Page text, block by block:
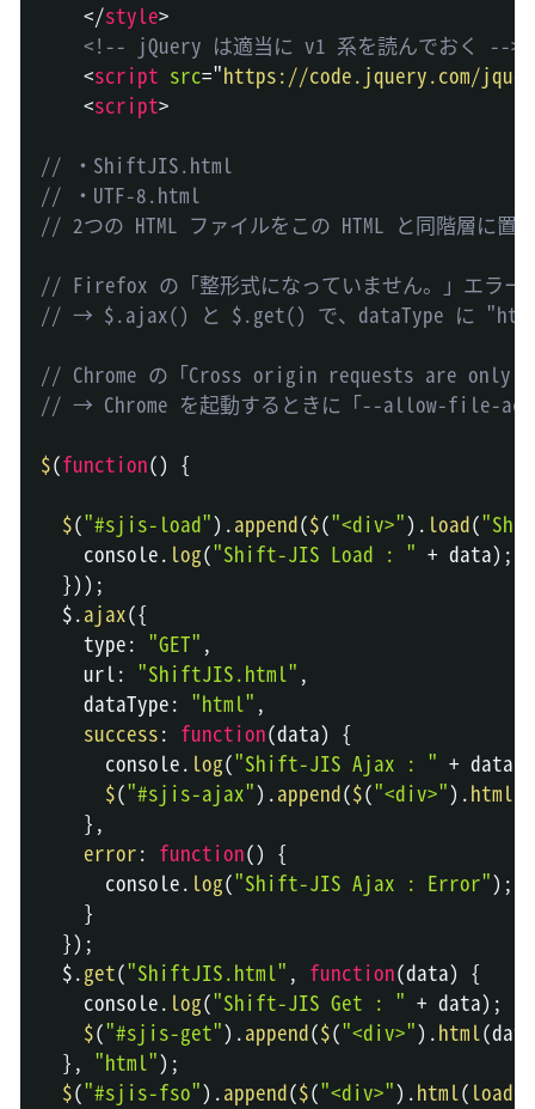
</style>
<!-- jQuery は適当に v1 系を読んでおく -->
<script src="https://code.jquery.com/
<script>
// ・ShiftJIS.html
// ・UTF-8.html
// 2つの HTML ファイルをこの HTML と同階層に置
// Firefox の「整形式になっていません。」エラー
// → $.ajax() と $.get() で、dataType に "html"
// Chrome の「Cross origin requests are only
// → Chrome を起動するときに「--allow-file-
$(function() {
$("#sjis-load") .append($("<div>") . load(
console. log("Shift-JIS Load : " + data) ;
})) ;
  $
.ajax({
    type
: "GET" ,
    url
: "ShiftJIS.html" ,
    dataType
: "html" ,
success: function(data) {
console. log("Shift-JIS Ajax : " + data
$("#sjis-ajax") .append($("<div>") .html
} ,
error: function() {
console. log("Shift-JIS Ajax : Error") ;
}
}) ;
  $
.get("ShiftJIS.html" , function(data) {
console. log("Shift-JIS Get : " + data) ;
$("#sjis-get") .append($("<div>") .html(data
} , "html") ;
$("#sjis-fso") .append($("<div>") .html(